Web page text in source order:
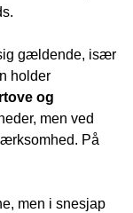
gældende, især
holder
og
men ved
På
men i snesjap